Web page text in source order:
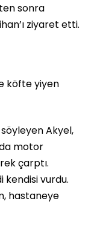
sonra
ziyaret etti.
köfte yiyen
Akyel,
motor
çarptı.
kendisi vurdu.
hastaneye